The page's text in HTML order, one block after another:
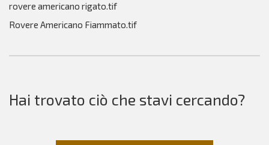
rovere americano rigato.tif
Rovere Americano Fiammato.tif
Hai trovato ciò che stavi cercando?